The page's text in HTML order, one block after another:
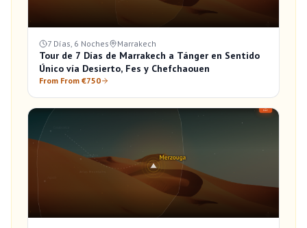
7 Días, 6 Noches Marrakech
Tour de 7 Días de Marrakech a Tánger en Sentido
Único vía Desierto, Fes y Chefchaouen
From From €750